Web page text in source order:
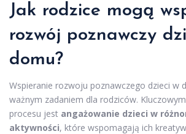
Jak rodzice mogą
rozwój poznawczy
domu?
Wspieranie rozwoju poznawczego dzieci w
ważnym zadaniem dla rodziców.
procesu jest angażowanie dzieci w
aktywności, które wspomagają ich